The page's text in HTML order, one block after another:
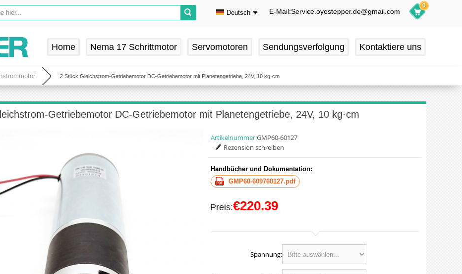
Deutsch
Deutsch
Español
E-Mail:Service.oyostepper.de@gmail.com
0
Home Nema 17 Schrittmotor Servomotoren Sendungsverfolgung Kontaktiere uns
2 Stück Gleichstrom-Getriebemotor DC-Getriebemotor mit Planetengetriebe, 24V, 10 kg·cm
Getriebemotor DC-Getriebemotor mit Planetengetriebe, 24V, 10 kg·cm
Artikelnummer:GMP60-60127
Rezension schreiben
Handbücher und Dokumentation:
GMP60-609760127.pdf
Preis:€220.39
Spannung: